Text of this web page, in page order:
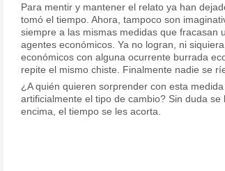
Para mentir y mantener el relato ya han
tomó el tiempo. Ahora, tampoco son
siempre a las mismas medidas que fracasan
agentes económicos. Ya no logran, ni
económicos con alguna ocurrente burrada
repite el mismo chiste. Finalmente nadie se
¿A quién quieren sorprender con esta
artificialmente el tipo de cambio? Sin duda
encima, el tiempo se les acorta.